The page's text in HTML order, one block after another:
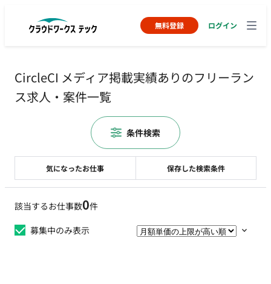
無料登録 ログイン
CircleCI メディア掲載実績ありのフリーラン
ス求人・案件一覧
該当するお仕事数0件
募集中のみ表示
気になったお仕事 保存した検索条件
条件検索